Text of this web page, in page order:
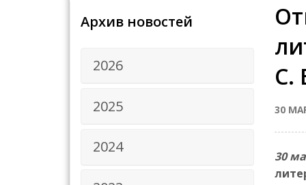
Архив новостей
2026
2025
2024
С.
30
30